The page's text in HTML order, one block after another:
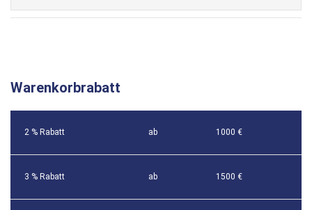
Warenkorbrabatt
2 % Rabatt ab 1000 €
3 % Rabatt ab 1500 €